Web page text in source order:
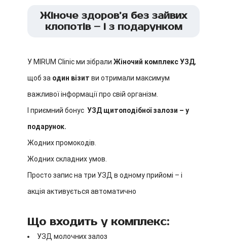
Жіноче здоров’я без зайвих
клопотів – і з подарунком
У MIRUM Clinic ми зібрали Жіночий комплекс УЗД,
щоб за один візит ви отримали максимум
важливої інформації про свій організм.
І приємний бонус УЗД щитоподібної залози – у
подарунок.
Жодних промокодів.
Жодних складних умов.
Просто запис на три УЗД в одному прийомі – і
акція активується автоматично
Що входить у комплекс:
УЗД молочних залоз